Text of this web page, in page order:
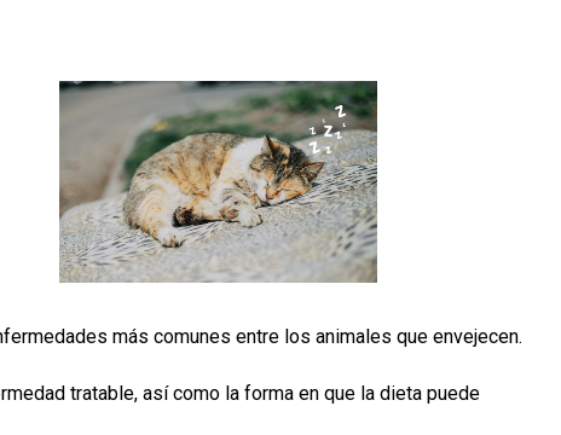
más comunes entre los animales que envejecen.
tratable, así como la forma en que la dieta puede